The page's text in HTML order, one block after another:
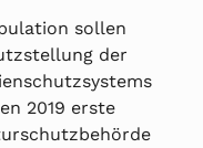
sollen
der
2019 erste